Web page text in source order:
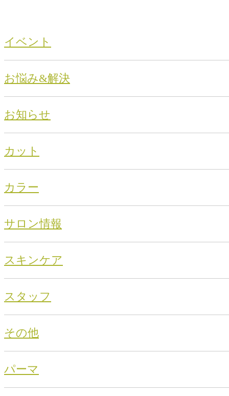
イベント
お悩み&解決
お知らせ
カット
カラー
サロン情報
スキンケア
スタッフ
その他
パーマ